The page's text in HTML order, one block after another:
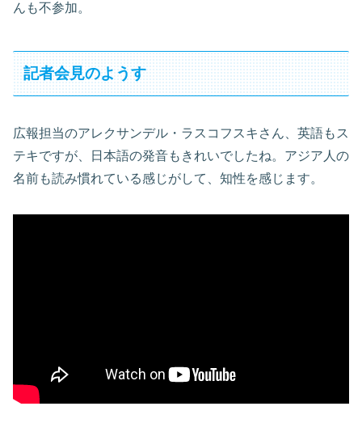
んも不参加。
記者会見のようす
広報担当のアレクサンデル・ラスコフスキさん、英語もス
テキですが、日本語の発音もきれいでしたね。アジア人の
名前も読み慣れている感じがして、知性を感じます。